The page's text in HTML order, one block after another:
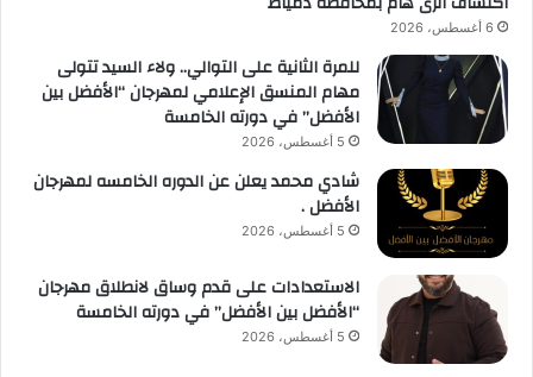
6 أغسطس، 2026
للمرة الثانية على التوالي.. ولاء السيد تتولى
مهام المنسق الإعلامي لمهرجان “الأفضل بين
الأفضل” في دورته الخامسة
5 أغسطس، 2026
شادي محمد يعلن عن الدوره الخامسه لمهرجان
الأفضل .
5 أغسطس، 2026
الاستعدادات على قدم وساق لانطلاق مهرجان
“الأفضل بين الأفضل” في دورته الخامسة
5 أغسطس، 2026